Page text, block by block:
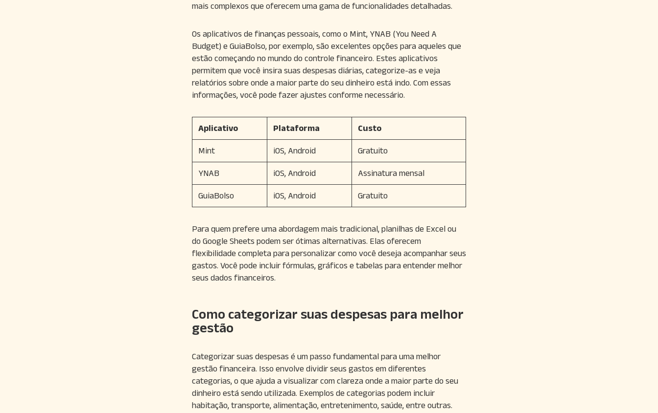
mais complexos que oferecem uma gama de funcionalidades detalhadas.
Os aplicativos de finanças pessoais, como o Mint, YNAB (You Need A
Budget) e GuiaBolso, por exemplo, são excelentes opções para aqueles que
estão começando no mundo do controle financeiro. Estes aplicativos
permitem que você insira suas despesas diárias, categorize-as e veja
relatórios sobre onde a maior parte do seu dinheiro está indo. Com essas
informações, você pode fazer ajustes conforme necessário.
Aplicativo Plataforma Custo
Mint iOS, Android Gratuito
YNAB iOS, Android Assinatura mensal
GuiaBolso iOS, Android Gratuito
Para quem prefere uma abordagem mais tradicional, planilhas de Excel ou
do Google Sheets podem ser ótimas alternativas. Elas oferecem
flexibilidade completa para personalizar como você deseja acompanhar seus
gastos. Você pode incluir fórmulas, gráficos e tabelas para entender melhor
seus dados financeiros.
Como categorizar suas despesas para melhor
gestão
Categorizar suas despesas é um passo fundamental para uma melhor
gestão financeira. Isso envolve dividir seus gastos em diferentes
categorias, o que ajuda a visualizar com clareza onde a maior parte do seu
dinheiro está sendo utilizada. Exemplos de categorias podem incluir
habitação, transporte, alimentação, entretenimento, saúde, entre outras.